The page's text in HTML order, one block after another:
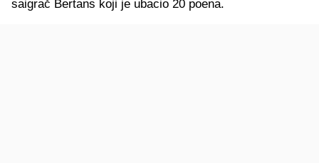
saigrač Bertans koji je ubacio 20 poena.